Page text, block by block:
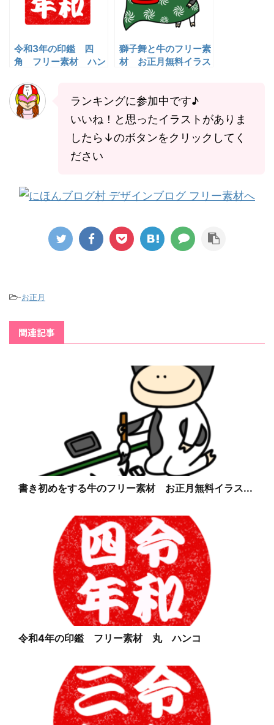
令和3年の印鑑 四
角 フリー素材 ハン
獅子舞と牛のフリー素
材 お正月無料イラス
ランキングに参加中です♪
いいね！と思ったイラストがありま
したら↓のボタンをクリックしてく
ださい
-お正月
関連記事
書き初めをする牛のフリー素材 お正月無料イラス...
令和4年の印鑑 フリー素材 丸 ハンコ